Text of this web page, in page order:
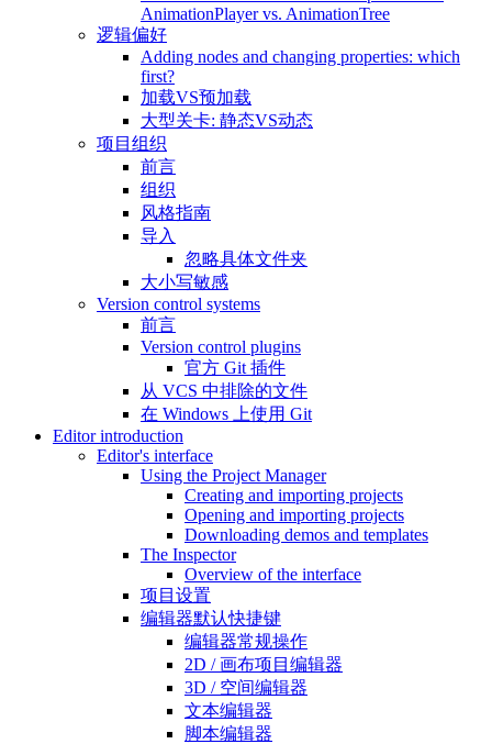
AnimationPlayer vs. AnimationTree
逻辑偏好
Adding nodes and changing properties: which
first?
加载VS预加载
大型关卡: 静态VS动态
项目组织
前言
组织
风格指南
导入
忽略具体文件夹
大小写敏感
Version control systems
前言
Version control plugins
官方 Git 插件
从 VCS 中排除的文件
在 Windows 上使用 Git
Editor introduction
Editor's interface
Using the Project Manager
Creating and importing projects
Opening and importing projects
Downloading demos and templates
The Inspector
Overview of the interface
项目设置
编辑器默认快捷键
编辑器常规操作
2D / 画布项目编辑器
3D / 空间编辑器
文本编辑器
脚本编辑器